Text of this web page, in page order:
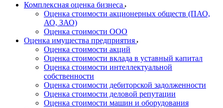
Комплексная оценка бизнеса
Оценка стоимости акционерных обществ (ПАО,
АО, ЗАО)
Оценка стоимости ООО
Оценка имущества предприятия
Оценка стоимости акций
Оценка стоимости вклада в уставный капитал
Оценка стоимости интеллектуальной
собственности
Оценка стоимости дебиторской задолженности
Оценка стоимости деловой репутации
Оценка стоимости машин и оборудования